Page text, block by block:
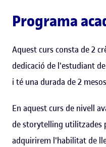
Programa
Aquest curs consta de 2
dedicació de l'estudiant
i té una durada de 2
En aquest curs de nivell
de storytelling utilitzades
adquirirem l'habilitat de